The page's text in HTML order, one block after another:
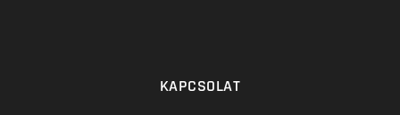
KAPCSOLAT